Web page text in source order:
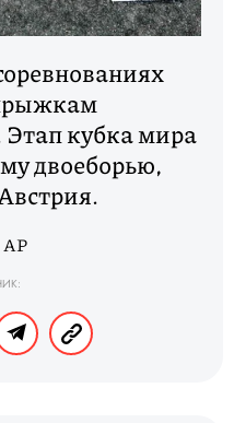
кубка мира
двоеборью,